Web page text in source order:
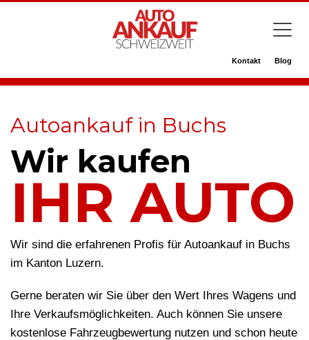
Kontakt Blog
Autoankauf in Buchs
Wir kaufen
IHR AUTO
Wir sind die erfahrenen Profis für Autoankauf in Buchs
im Kanton Luzern.
Gerne beraten wir Sie über den Wert Ihres Wagens und
Ihre Verkaufsmöglichkeiten. Auch können Sie unsere
kostenlose Fahrzeugbewertung nutzen und schon heute